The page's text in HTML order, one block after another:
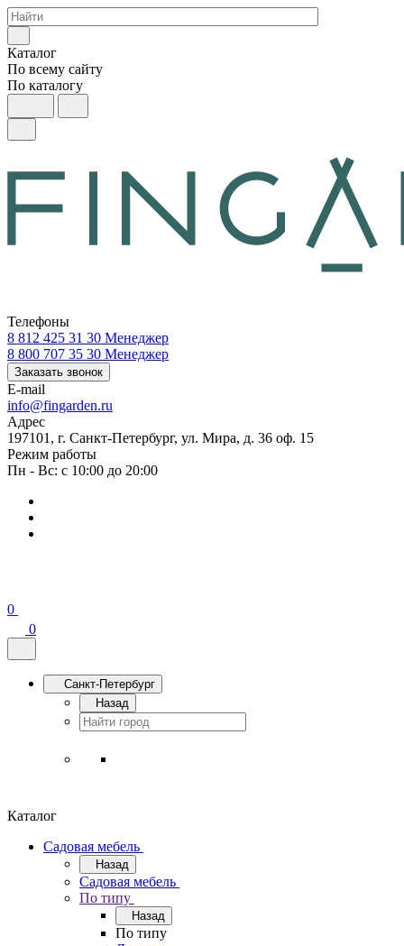
Каталог
По всему сайту
По каталогу
Телефоны
8 812 425 31 30 Менеджер
8 800 707 35 30 Менеджер
Заказать звонок
E-mail
info@fingarden.ru
Адрес
197101, г. Санкт-Петербург, ул. Мира, д. 36 оф. 15
Режим работы
Пн - Вс: с 10:00 до 20:00
0
0
Санкт-Петербург
Назад
Каталог
Садовая мебель
Назад
Садовая мебель
По типу
Назад
По типу